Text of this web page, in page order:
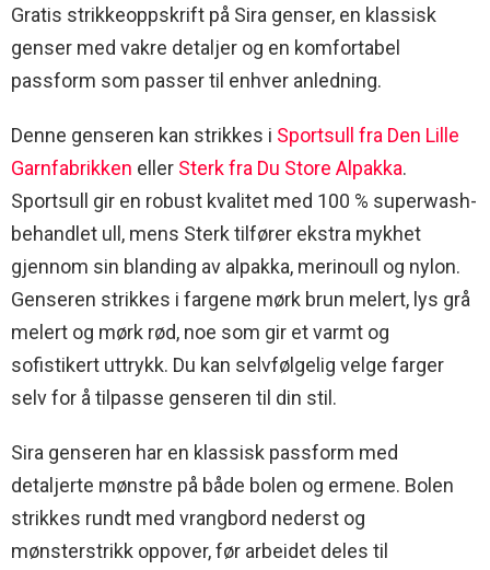
Gratis strikkeoppskrift på Sira genser, en klassisk
genser med vakre detaljer og en komfortabel
passform som passer til enhver anledning.
Denne genseren kan strikkes i Sportsull fra Den Lille
Garnfabrikken eller Sterk fra Du Store Alpakka.
Sportsull gir en robust kvalitet med 100 % superwash-
behandlet ull, mens Sterk tilfører ekstra mykhet
gjennom sin blanding av alpakka, merinoull og nylon.
Genseren strikkes i fargene mørk brun melert, lys grå
melert og mørk rød, noe som gir et varmt og
sofistikert uttrykk. Du kan selvfølgelig velge farger
selv for å tilpasse genseren til din stil.
Sira genseren har en klassisk passform med
detaljerte mønstre på både bolen og ermene. Bolen
strikkes rundt med vrangbord nederst og
mønsterstrikk oppover, før arbeidet deles til